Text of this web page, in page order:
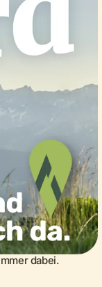
dabei.